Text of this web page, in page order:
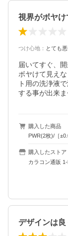
視界がボヤ
つけ心地 ： とても
届いてすぐ、
ボヤけて見え
ト用の洗浄液
する事が出来ま
購入した商品
PWR(2枚)/［
購入したストア
カラコン通販 1-
デザインは良